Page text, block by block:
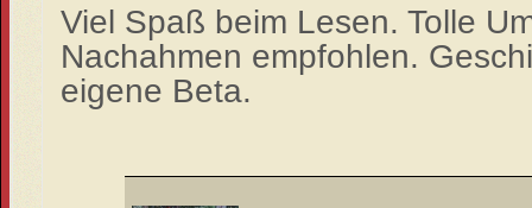
Viel Spaß beim Lesen. Tolle
Nachahmen empfohlen.
eigene Beta.